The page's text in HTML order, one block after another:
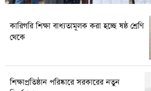
কারিগরি শিক্ষা বাধ্যতামূলক করা হচ্ছে ষষ্ঠ শ্রেণি
থেকে
শিক্ষাপ্রতিষ্ঠান পরিষ্কারে সরকারের নতুন